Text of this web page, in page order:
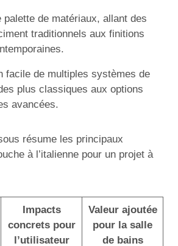
palette de matériaux, allant des
traditionnels aux finitions
facile de multiples systèmes de
plus classiques aux options
avancées.
résume les principaux
à l’italienne pour un projet à
Impacts
concrets pour
l’utilisateur
Valeur ajoutée
pour la salle
de bains